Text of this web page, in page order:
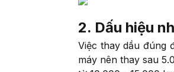
2. Dấu hiệu
Việc thay dầu đúng
máy nên thay sau